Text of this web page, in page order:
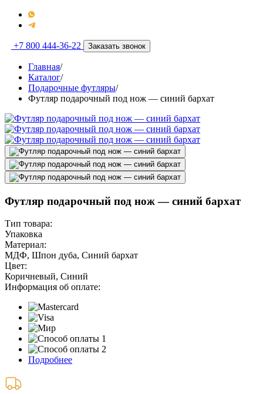
+7 800 444-36-22 Заказать звонок
Главная/
Каталог/
Подарочные футляры/
Футляр подарочный под нож — синий бархат
Футляр подарочный под нож — синий бархат
Тип товара:
Упаковка
Материал:
МДФ, Шпон дуба, Синий бархат
Цвет:
Коричневый, Синий
Информация об оплате:
Подробнее